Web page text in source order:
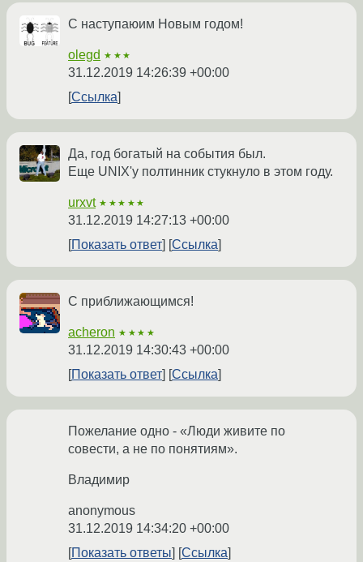
С наступаюим Новым годом!
olegd ★★★
31.12.2019 14:26:39 +00:00
Ссылка
Да, год богатый на события был.
Еще UNIX'у полтинник стукнуло в этом году.
urxvt ★★★★★
31.12.2019 14:27:13 +00:00
Показать ответ
Ссылка
С приближающимся!
acheron ★★★★
31.12.2019 14:30:43 +00:00
Показать ответ
Ссылка
Пожелание одно - «Люди живите по
совести, а не по понятиям».
Владимир
anonymous
31.12.2019 14:34:20 +00:00
Показать ответы
Ссылка